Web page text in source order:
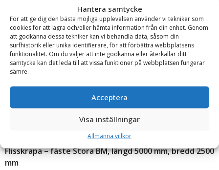
Hantera samtycke
För att ge dig den bästa möjliga upplevelsen använder vi tekniker som
cookies för att lagra och/eller hämta information från din enhet. Genom
att godkänna dessa tekniker kan vi behandla data, såsom din
surfhistorik eller unika identifierare, för att förbättra webbplatsens
funktionalitet. Om du väljer att inte godkänna eller återkallar ditt
samtycke kan det leda till att vissa funktioner på webbplatsen fungerar
sämre.
Acceptera
Visa inställningar
Allmänna villkor
Offert!
KAMPANJVARA
Begär offert
Flisskrapa – fäste Stora BM, längd 5000 mm, bredd 2500
mm